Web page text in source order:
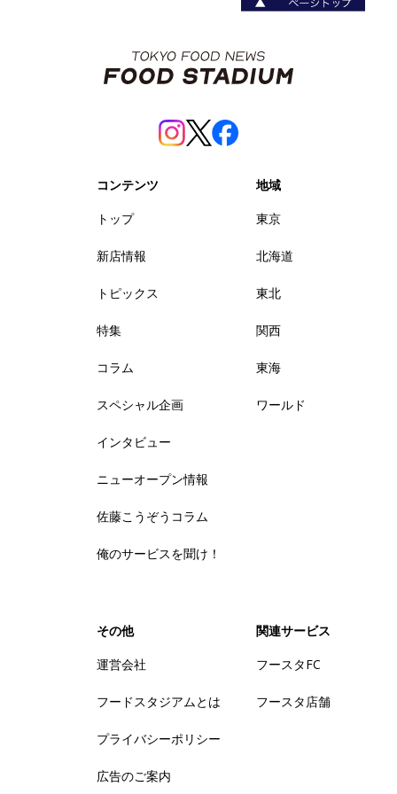
コンテンツ
トップ
新店情報
トピックス
特集
コラム
スペシャル企画
インタビュー
ニューオープン情報
佐藤こうぞうコラム
俺のサービスを聞け！
地域
東京
北海道
東北
関西
東海
ワールド
その他
運営会社
フードスタジアムとは
プライバシーポリシー
広告のご案内
関連サービス
フースタFC
フースタ店舗